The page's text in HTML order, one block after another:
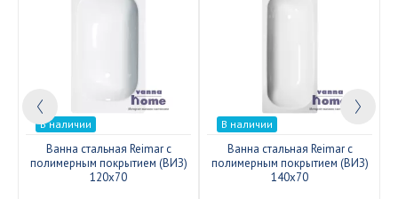
В наличии
Ванна стальная Reimar с
полимерным покрытием (ВИЗ)
120x70
В наличии
Ванна стальная Reimar с
полимерным покрытием (ВИЗ)
140x70